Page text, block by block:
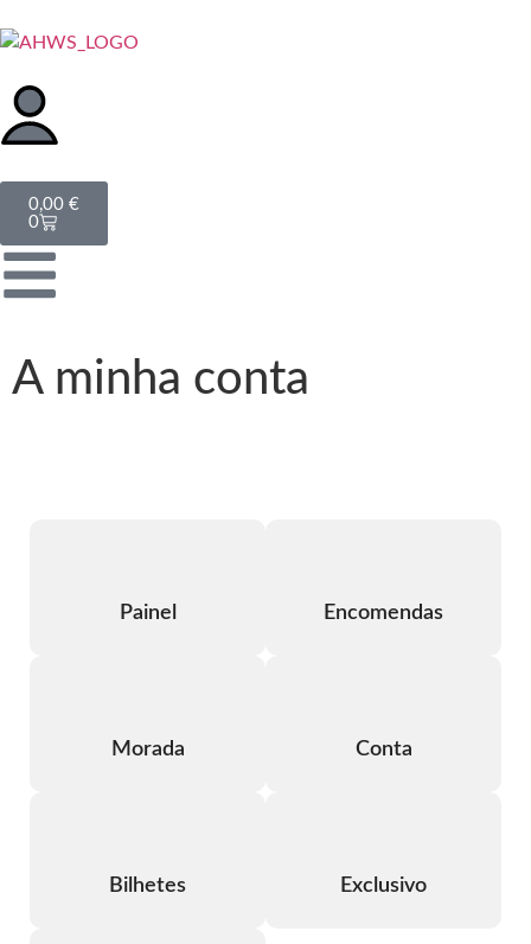
0,00 €
0
A minha conta
Painel Encomendas
Morada Conta
Bilhetes Exclusivo